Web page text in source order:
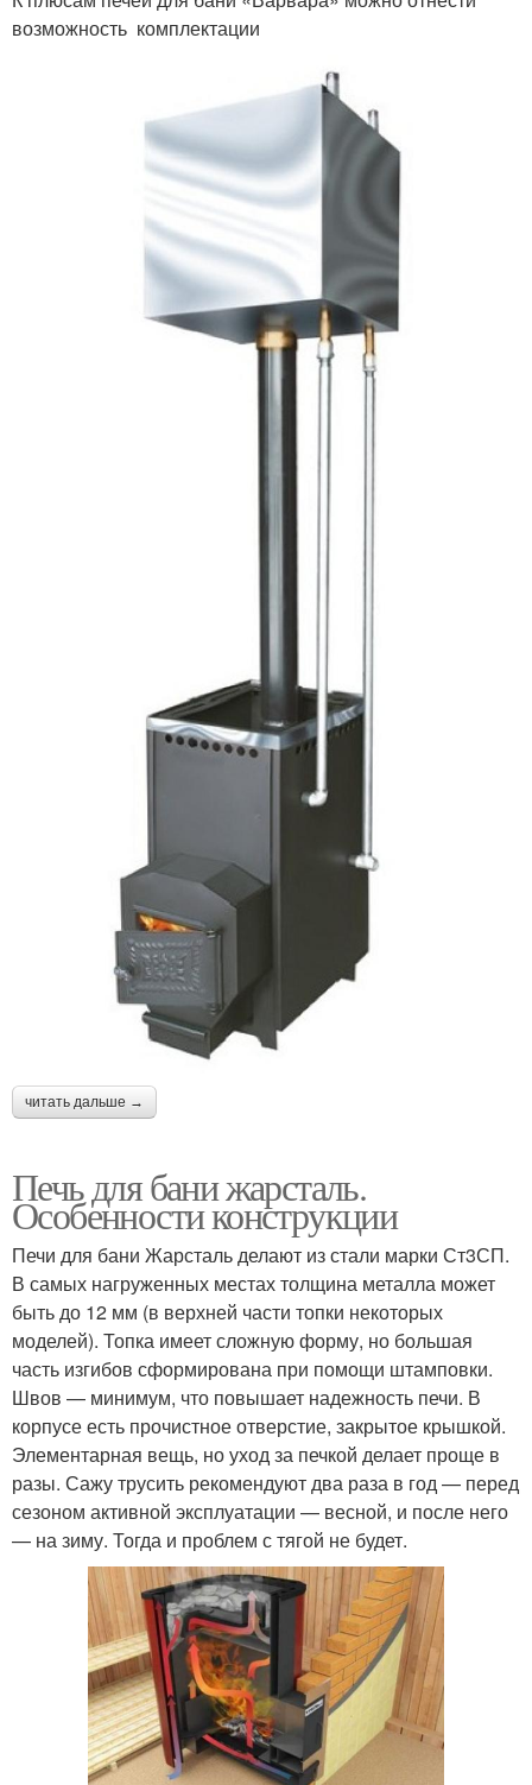
возможность комплектации
читать дальше →
Печь для бани жарсталь.
Особенности конструкции
Печи для бани Жарсталь делают из стали марки Ст3СП.
В самых нагруженных местах толщина металла может
быть до 12 мм (в верхней части топки некоторых
моделей). Топка имеет сложную форму, но большая
часть изгибов сформирована при помощи штамповки.
Швов — минимум, что повышает надежность печи. В
корпусе есть прочистное отверстие, закрытое крышкой.
Элементарная вещь, но уход за печкой делает проще в
разы. Сажу трусить рекомендуют два раза в год — перед
сезоном активной эксплуатации — весной, и после него
— на зиму. Тогда и проблем с тягой не будет.